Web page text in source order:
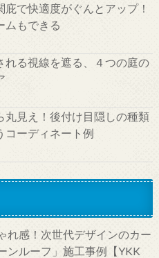
庇で快適度がぐんとアップ！
ムもできる
れる視線を遮る、４つの庭の
丸見え！後付け目隠しの種類
コーディネート例
れ感！次世代デザインのカー
ンルーフ」施工事例【YKK